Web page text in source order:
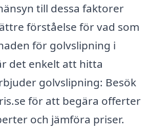
till dessa faktorer
förståelse för vad som
för golvslipning i
det enkelt att hitta
golvslipning: Besök
för att begära offerter
och jämföra priser.